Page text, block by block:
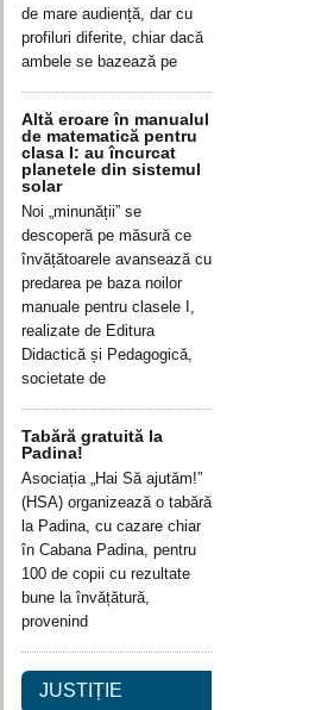
de mare audiență, dar cu
profiluri diferite, chiar dacă
ambele se bazează pe
Altă eroare în manualul
de matematică pentru
clasa I: au încurcat
planetele din sistemul
solar
Noi „minunății” se
descoperă pe măsură ce
învățătoarele avansează cu
predarea pe baza noilor
manuale pentru clasele I,
realizate de Editura
Didactică și Pedagogică,
societate de
Tabără gratuită la
Padina!
Asociația „Hai Să ajutăm!”
(HSA) organizează o tabără
la Padina, cu cazare chiar
în Cabana Padina, pentru
100 de copii cu rezultate
bune la învățătură,
provenind
JUSTIȚIE